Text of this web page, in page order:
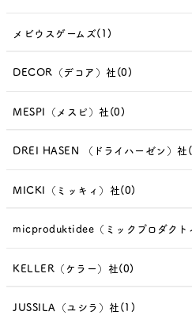
メビウスゲームズ(1)
DECOR（デコア）社(0)
MESPI（メスピ）社(0)
DREI HASEN （ドライハーゼン）社
MICKI（ミッキィ）社(0)
micproduktidee（ミックプロダクト
KELLER（ケラー）社(0)
JUSSILA（ユシラ）社(1)